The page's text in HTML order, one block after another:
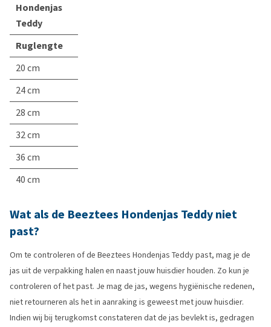
Hondenjas
Teddy
Ruglengte
20 cm
24 cm
28 cm
32 cm
36 cm
40 cm
Wat als de Beeztees Hondenjas Teddy niet
past?
Om te controleren of de Beeztees Hondenjas Teddy past, mag je de
jas uit de verpakking halen en naast jouw huisdier houden. Zo kun je
controleren of het past. Je mag de jas, wegens hygiënische redenen,
niet retourneren als het in aanraking is geweest met jouw huisdier.
Indien wij bij terugkomst constateren dat de jas bevlekt is, gedragen